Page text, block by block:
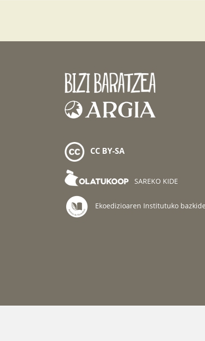
CC BY-SA
SAREKO KIDE
Ekoedizioaren Institutuko bazkide